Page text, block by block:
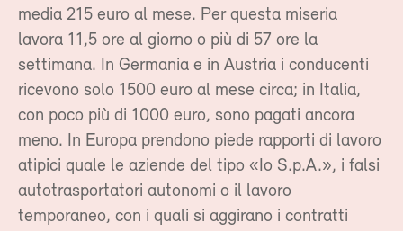
media 215 euro al mese. Per questa miseria
lavora 11,5 ore al giorno o più di 57 ore la
settimana. In Germania e in Austria i conducenti
ricevono solo 1500 euro al mese circa; in Italia,
con poco più di 1000 euro, sono pagati ancora
meno. In Europa prendono piede rapporti di lavoro
atipici quale le aziende del tipo «Io S.p.A.», i falsi
autotrasportatori autonomi o il lavoro
temporaneo, con i quali si aggirano i contratti